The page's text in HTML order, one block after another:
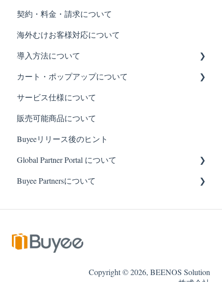
契約・料金・請求について
海外むけお客様対応について
導入方法について
基本の設置方法
各社タグ設置方法
カラーミーアプリについて
カート・ポップアップについて
販売制御について
Buyeeの表示について
サービス仕様について
販売可能商品について
Buyeeリリース後のヒント
Global Partner Portal について
契約・料金など
Buyee Partnersについて
Copyright © 2026, BEENOS Solution